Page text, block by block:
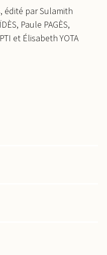
édité parSulamith
, Paule PAGÈS,
et Élisabeth YOTA